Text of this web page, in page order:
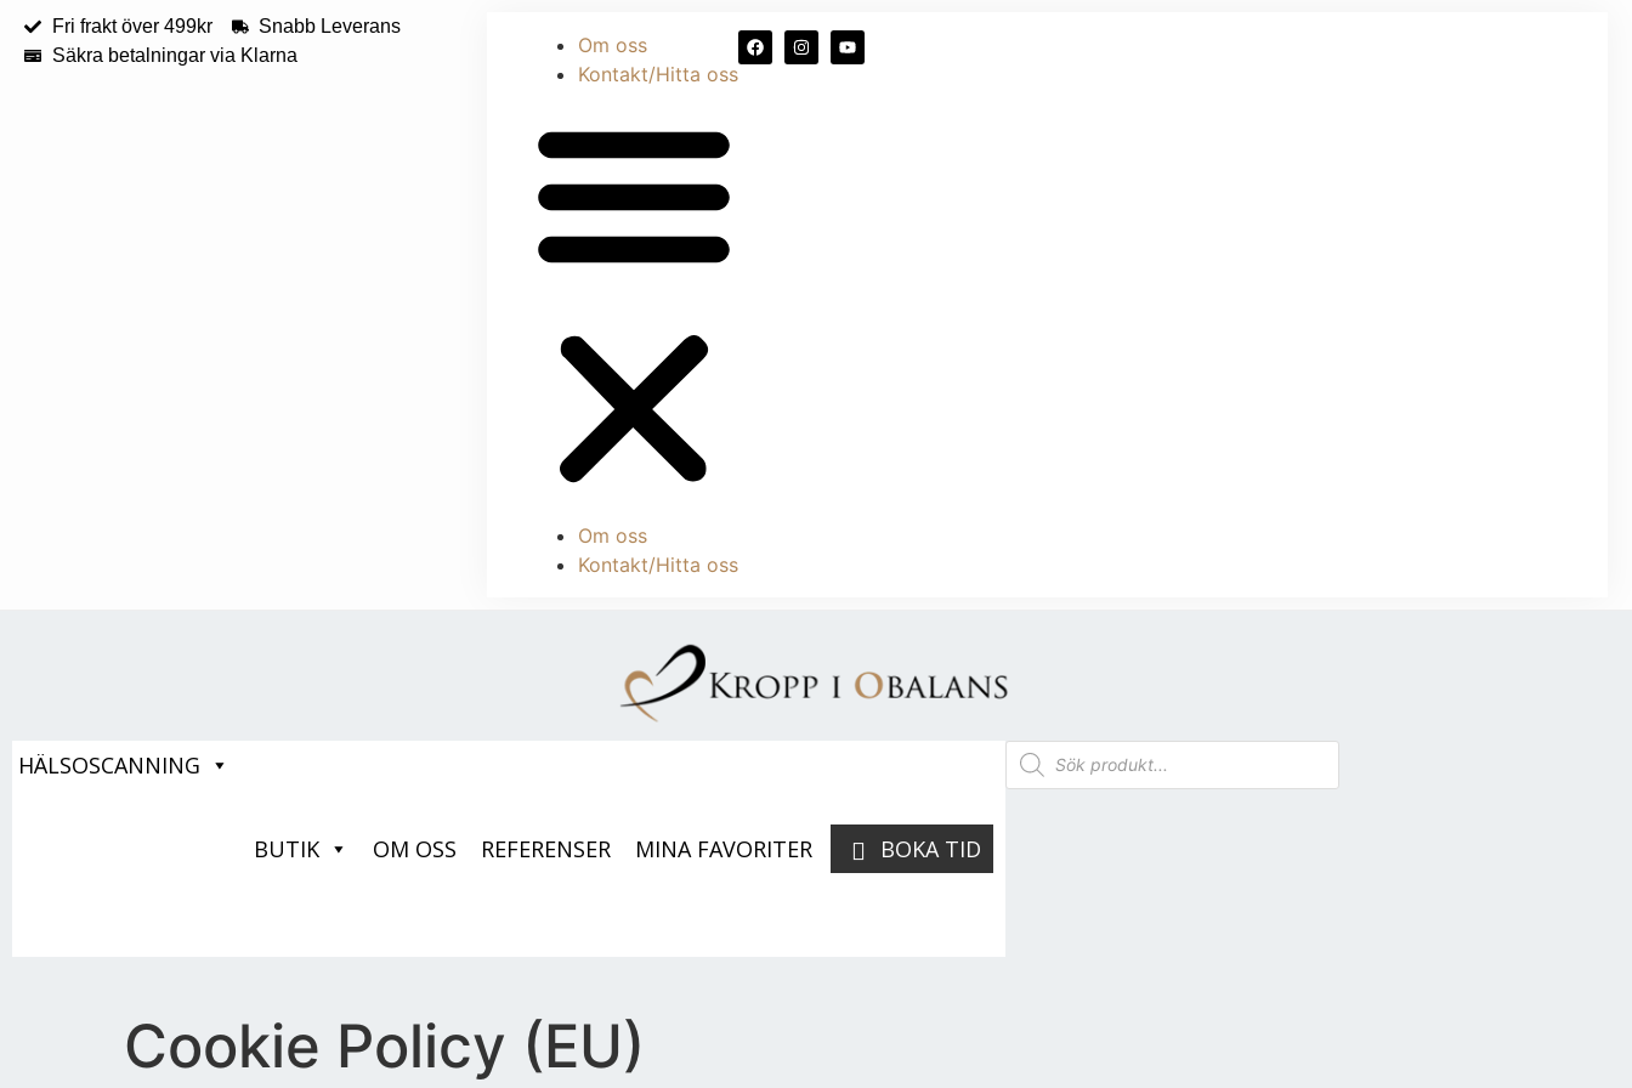
Fri frakt över 499kr
Snabb Leverans
Säkra betalningar via Klarna
Om oss
Kontakt/Hitta oss
Om oss
Kontakt/Hitta oss
HÄLSOSCANNING
BUTIK OM OSS REFERENSER MINA FAVORITER BOKA TID
Cookie Policy (EU)